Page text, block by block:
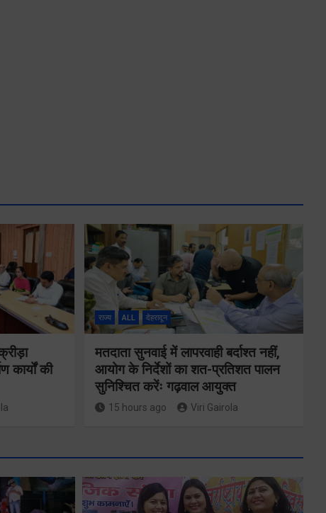
कार्यों की
राज्य ALL देहरादून
मतदाता सुनवाई में लापरवाही बर्दाश्त नहीं,
आयोग के निर्देशों का शत-प्रतिशत पालन
सुनिश्चित करेंः गढ़वाल आयुक्त
15 hours ago Viri Gairola
ने
कॉमनवेल्थ गेम्स